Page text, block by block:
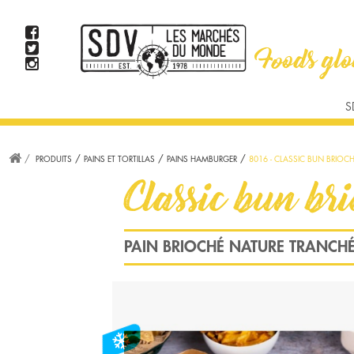
WOK, CURRY ET
PRODUITS PAINS ET TORTILLAS PAINS HAMBURGER 8016 - CLASSIC BUN
Classic bun
PAIN BRIOCHÉ NATURE